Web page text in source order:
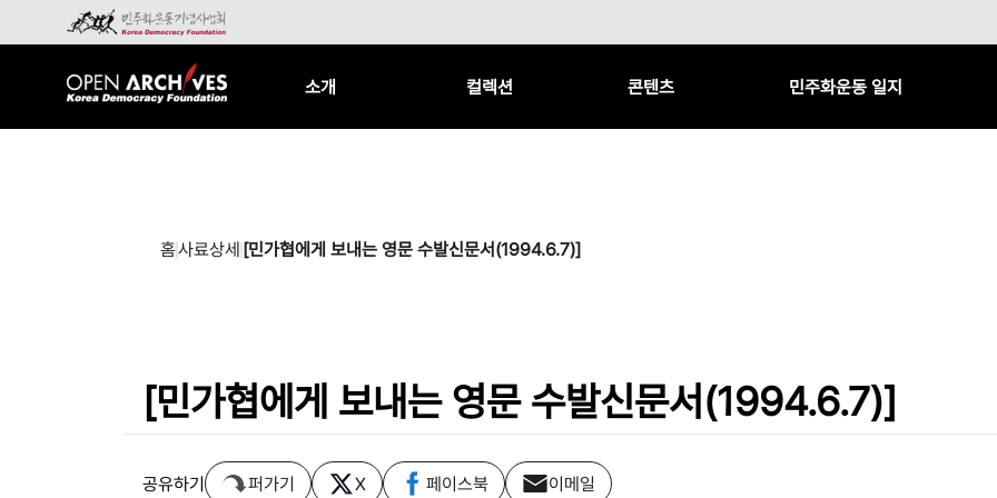
소개 컬렉션 콘텐츠 민주화운동 일지
홈사료상세 [민가협에게 보내는 영문 수발신문서(1994.6.7)]
[민가협에게 보내는 영문 수발신문서(1994.6.7)]
공유하기 퍼가기 X 페이스북 이메일